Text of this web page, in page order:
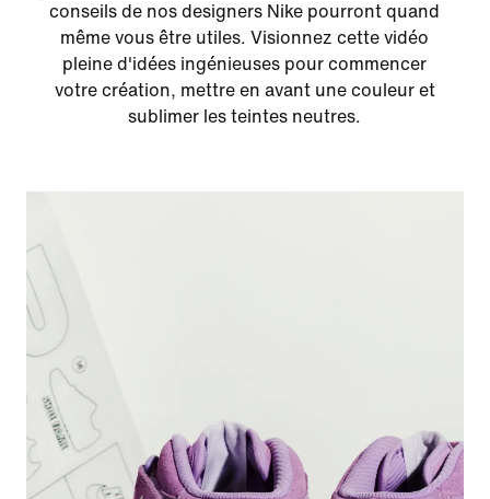
conseils de nos designers Nike pourront quand
même vous être utiles. Visionnez cette vidéo
pleine d'idées ingénieuses pour commencer
votre création, mettre en avant une couleur et
sublimer les teintes neutres.